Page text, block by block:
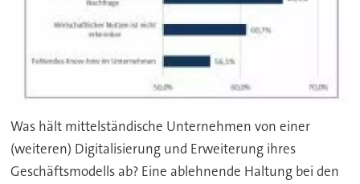
Was hält mittelständische Unternehmen von einer
(weiteren) Digitalisierung und Erweiterung ihres
Geschäftsmodells ab? Eine ablehnende Haltung bei den